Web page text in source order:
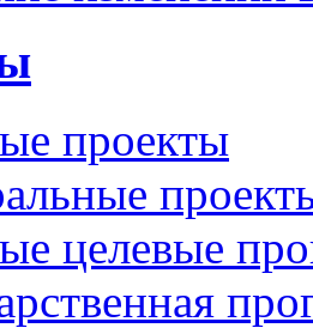
проекты
целевые